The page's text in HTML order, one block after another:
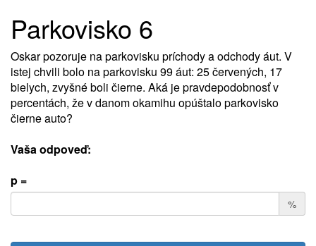
Parkovisko 6
Oskar pozoruje na parkovisku príchody a odchody áut. V
istej chvili bolo na parkovisku 99 áut: 25 červených, 17
bielych, zvyšné boli čierne. Aká je pravdepodobnosť v
percentách, že v danom okamihu opúštalo parkovisko
čierne auto?
Vaša odpoveď:
p =
%